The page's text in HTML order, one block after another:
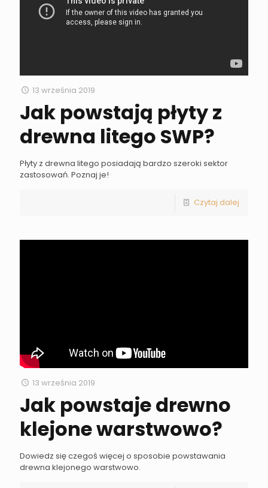
13 września 2019
Jak powstają płyty z
drewna litego SWP?
Płyty z drewna litego posiadają bardzo szeroki sektor
zastosowań. Poznaj je!
Czytaj dalej
13 września 2019
Jak powstaje drewno
klejone warstwowo?
Dowiedz się czegoś więcej o sposobie powstawania
drewna klejonego warstwowo.